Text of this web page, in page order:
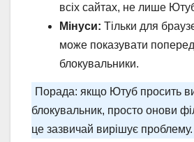
всіх сайтах, не лише
Мінуси: Тільки для
може показувати
блокувальники.
Порада: якщо Ютуб просить
блокувальник, просто онови
це зазвичай вирішує проблему.